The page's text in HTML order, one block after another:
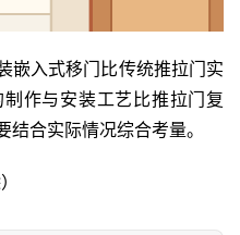
嵌入式移门比传统推拉门实
作与安装工艺比推拉门复
合实际情况综合考量。